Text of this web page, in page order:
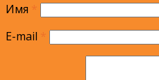
Имя *
E-mail *